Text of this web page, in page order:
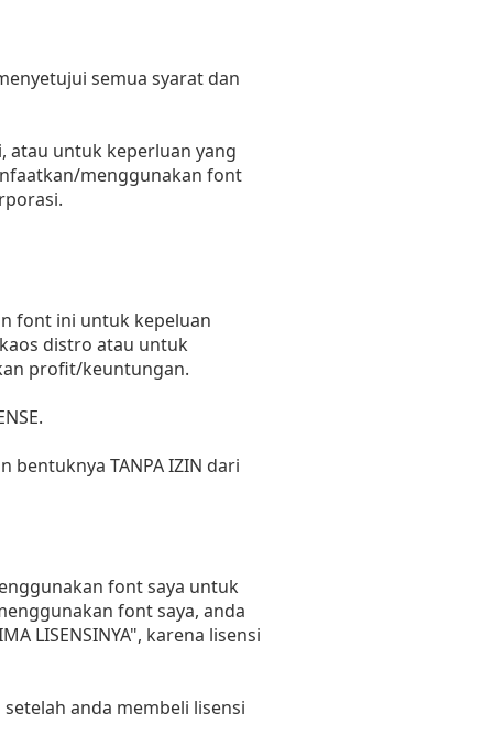
semua syarat dan
atau untuk keperluan yang
menggunakan font
font ini untuk kepeluan
distro atau untuk
profit/keuntungan.
TANPA IZIN dari
font saya untuk
font saya, anda
LISENSINYA", karena lisensi
anda membeli lisensi